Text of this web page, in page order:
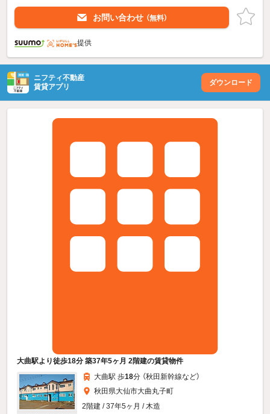
お問い合わせ （無料）
提供
ニフティ不動産
賃貸アプリ
ダウンロード
大曲駅より徒歩18分 築37年5ヶ月 2階建の賃貸物件
大曲駅 歩18分 （秋田新幹線など）
秋田県大仙市大曲丸子町
2階建 / 37年5ヶ月 / 木造